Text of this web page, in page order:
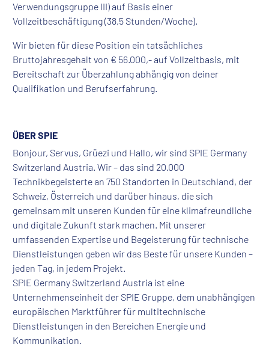
ÜBER SPIE
Bonjour, Servus, Grüezi und Hallo, wir sind SPIE Germany
Switzerland Austria. Wir – das sind 20.000
Technikbegeisterte an 750 Standorten in Deutschland, der
Schweiz, Österreich und darüber hinaus, die sich
gemeinsam mit unseren Kunden für eine klimafreundliche
und digitale Zukunft stark machen. Mit unserer
umfassenden Expertise und Begeisterung für technische
Dienstleistungen geben wir das Beste für unsere Kunden –
jeden Tag, in jedem Projekt.
SPIE Germany Switzerland Austria ist eine
Unternehmenseinheit der SPIE Gruppe, dem unabhängigen
europäischen Marktführer für multitechnische
Dienstleistungen in den Bereichen Energie und
Kommunikation.
Verwendungsgruppe III) auf Basis einer
Vollzeitbeschäftigung (38,5 Stunden/Woche).
Wir bieten für diese Position ein tatsächliches
Bruttojahresgehalt von € 56.000,- auf Vollzeitbasis, mit
Bereitschaft zur Überzahlung abhängig von deiner
Qualifikation und Berufserfahrung.